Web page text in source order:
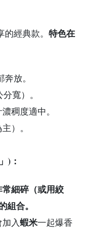
經典款。 特色在
放。
寬）。
稠度適中。
）。
)：
細碎（或用絞
組合。
入蝦米一起爆香